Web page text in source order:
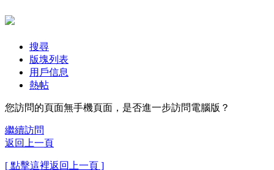
搜尋
版塊列表
用戶信息
熱帖
您訪問的頁面無手機頁面，是否進一步訪問電腦版？
繼續訪問
返回上一頁
[ 點擊這裡返回上一頁 ]